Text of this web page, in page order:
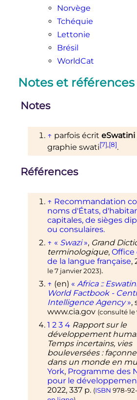
Norvège
Tchéquie
Lettonie
Brésil
WorldCat
Notes et références
Notes
↑ parfois écrit eSwatini
graphie swati[7],[8].
Références
↑ Recommandation
noms d'États,
capitales, de sièges
ou consulaires.
↑ « Swazi », Grand
terminologique, Office
de la langue française,
le7 janvier 2023).
↑ (en) « Africa ::
World Factbook -
Intelligence Agency »,
www.cia.gov (consulté le
1 2 3 4 Rapport sur le
développement
Temps incertains, vies
bouleversées :
dans un monde en
York, Programme des
pour le
2022, 337 p. (ISBN 978-